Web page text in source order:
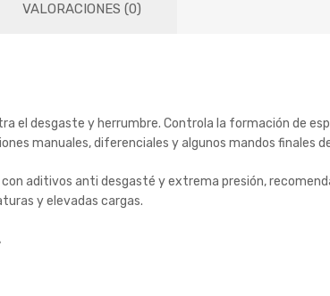
VALORACIONES (0)
el desgaste y herrumbre. Controla la formación de
manuales, diferenciales y algunos mandos finales
aditivos anti desgasté y extrema presión,
y elevadas cargas.